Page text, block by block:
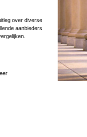
over diverse
aanbieders